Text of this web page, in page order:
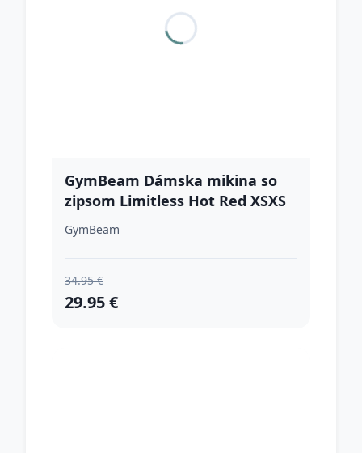
GymBeam Dámska mikina so
zipsom Limitless Hot Red XSXS
GymBeam
34.95 €
29.95 €